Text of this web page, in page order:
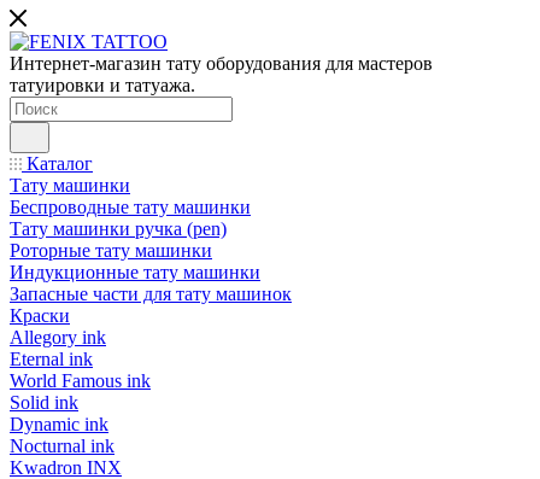
Интернет-магазин тату оборудования для мастеров
татуировки и татуажа.
Каталог
Тату машинки
Беспроводные тату машинки
Тату машинки ручка (pen)
Роторные тату машинки
Индукционные тату машинки
Запасные части для тату машинок
Краски
Allegory ink
Eternal ink
World Famous ink
Solid ink
Dynamic ink
Nocturnal ink
Kwadron INX